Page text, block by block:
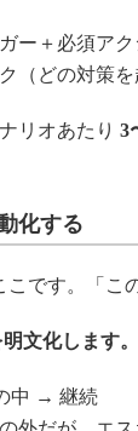
ー＋必須アク
（どの対策を
リオあたり 3
化する
です。「こ
文化します。
中 → 継続